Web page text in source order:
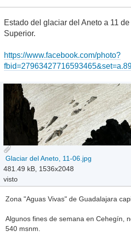
Estado del glaciar del Aneto a 11
Superior.
https://www.facebook.com/photo?
Glaciar del Aneto, 11-06.jpg
481.49 kB, 1536x2048
visto
Zona "Aguas Vivas" de Guadalajara
Algunos fines de semana en Cehegín,
540 msnm.